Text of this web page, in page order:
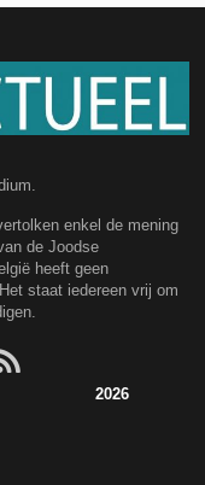
enkel de mening
de Joodse
heeft geen
staat iedereen vrij om
2026